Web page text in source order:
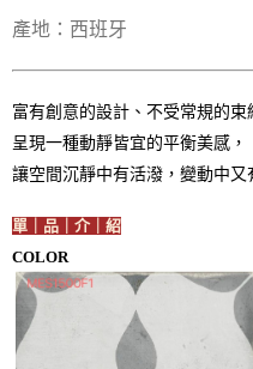
產地：西班牙
富有創意的設計、不受常規的
呈現一種動靜皆宜的平衡美感，
讓空間沉靜中有活潑，變動中又
單｜品｜介｜紹
COLOR